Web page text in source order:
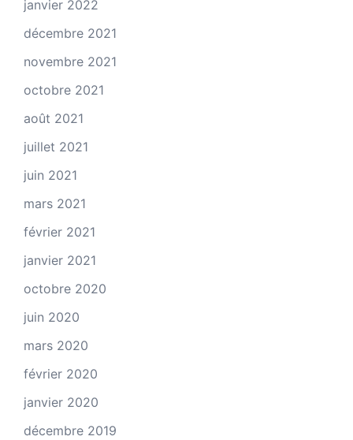
janvier 2022
décembre 2021
novembre 2021
octobre 2021
août 2021
juillet 2021
juin 2021
mars 2021
février 2021
janvier 2021
octobre 2020
juin 2020
mars 2020
février 2020
janvier 2020
décembre 2019